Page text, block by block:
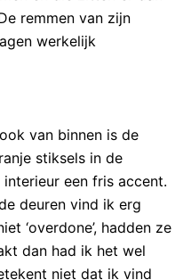
remmen van zijn
werkelijk
van binnen is de
stiksels in de
een fris accent.
deuren vind ik erg
‘overdone’, hadden ze
dan had ik het wel
niet dat ik vind